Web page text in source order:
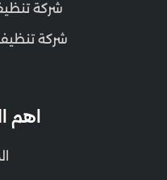
شركة
شركة
اهم